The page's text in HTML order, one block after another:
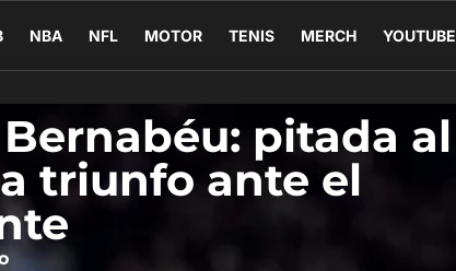
NBA NFL MOTOR TENIS MERCH YOUTUBE
pitada al
triunfo ante el